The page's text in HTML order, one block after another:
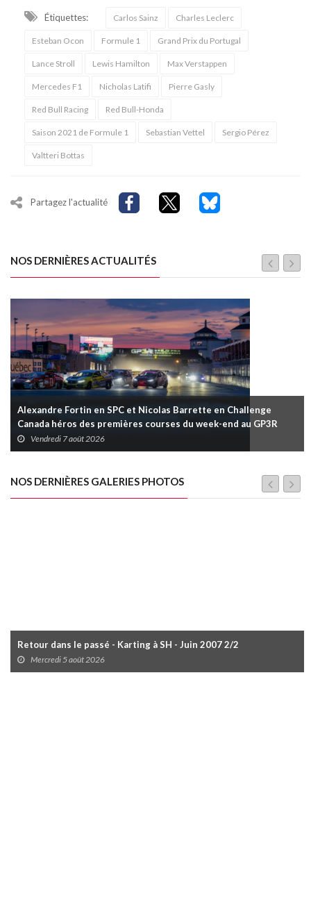
Étiquettes: Carlos Sainz Charles Leclerc
Esteban Ocon Formule 1 Grand Prix du Portugal
Lance Stroll Lewis Hamilton Max Verstappen
Mercedes F1 Nicholas Latifi Pierre Gasly
Red Bull Racing Red Bull-Honda
Saison 2021 de Formule 1 Sebastian Vettel Sergio Pérez
Valtteri Bottas
Partagez l'actualité
NOS DERNIÈRES ACTUALITÉS
Alexandre Fortin en SPC et Nicolas Barrette en Challenge
Canada héros des premières courses du week-end au GP3R
Vendredi 7 août 2026
NOS DERNIÈRES GALERIES PHOTOS
Retour dans le passé - Karting à SH - Juin 2007 2/2
Mercredi 5 août 2026